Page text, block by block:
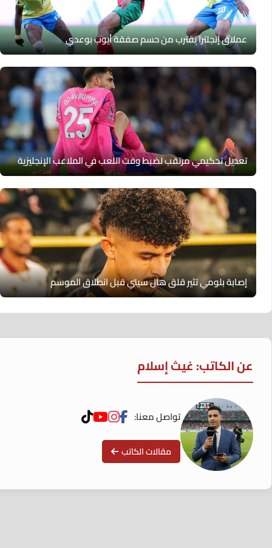
عملاق إنجلترا يقترب من حسم صفقة أيوب بوعدي
تعديل تحكيمي مرتقب لضبط وقت اللعب في الملاعب الإنجليزية
إصابة بلومي تثير قلق هال سيتي قبل انطلاق الموسم
عن الكاتب: غيث إسلام
تواصل معنا:
مقالات الكاتب